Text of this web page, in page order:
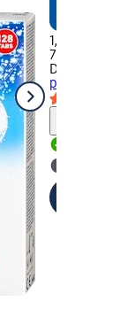
1,95 €
75 ml (2,60
Dontodent
proteze, 75